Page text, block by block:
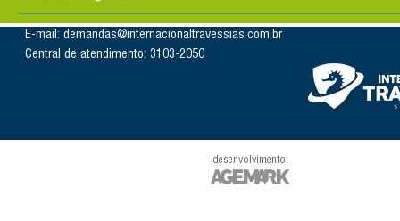
E-mail: demandas@internacionaltravessias.com.br
Central de atendimento: 3103-2050
desenvolvimento: